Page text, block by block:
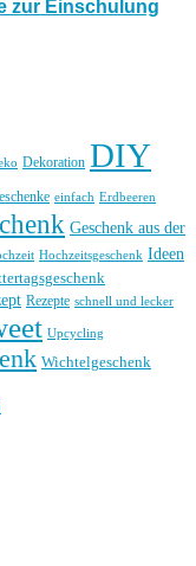
zur Einschulung
Dekoration DIY
einfach Erdbeeren
Geschenk aus der
Hochzeitsgeschenk Ideen
Rezepte schnell und lecker
Upcycling
Wichtelgeschenk